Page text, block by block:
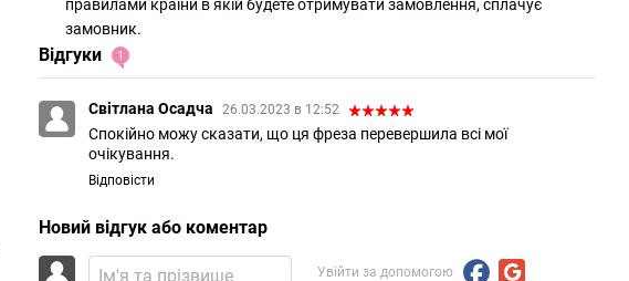
правилами країни в якій будете отримувати замовлення, сплачує
замовник.
Відгуки 1
Світлана Осадча 26.03.2023 в 12:52
Спокійно можу сказати, що ця фреза перевершила всі мої
очікування.
Відповісти
Новий відгук або коментар
Увійти за допомогою